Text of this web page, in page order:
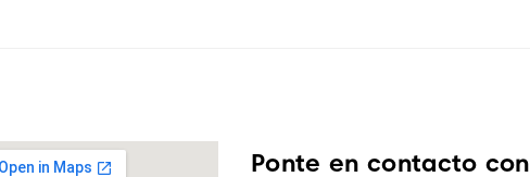
Ponte en contacto con